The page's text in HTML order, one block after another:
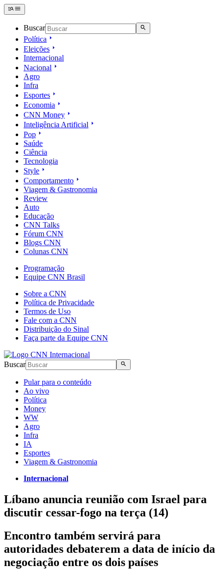
Buscar
Política
Eleições
Internacional
Nacional
Agro
Infra
Esportes
Economia
CNN Money
Inteligência Artificial
Pop
Saúde
Ciência
Tecnologia
Style
Comportamento
Viagem & Gastronomia
Review
Auto
Educação
CNN Talks
Fórum CNN
Blogs CNN
Colunas CNN
Programação
Equipe CNN Brasil
Sobre a CNN
Política de Privacidade
Termos de Uso
Fale com a CNN
Distribuição do Sinal
Faça parte da Equipe CNN
Buscar
Pular para o conteúdo
Ao vivo
Política
Money
WW
Agro
Infra
IA
Esportes
Viagem & Gastronomia
Internacional
Líbano anuncia reunião com Israel para
discutir cessar-fogo na terça (14)
Encontro também servirá para
autoridades debaterem a data de início da
negociação entre os dois países